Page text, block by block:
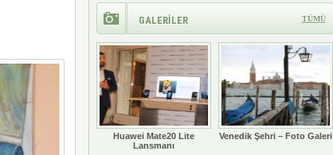
GALERİLER TÜMÜ
Huawei Mate20 Lite
Lansmanı
Venedik Şehri – Foto Galeri